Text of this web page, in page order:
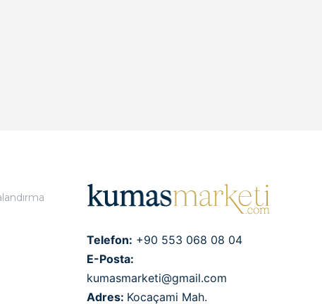
Telefon: +90 553 068 08 04
E-Posta:
kumasmarketi@gmail.com
Adres: Kocaçami Mah.